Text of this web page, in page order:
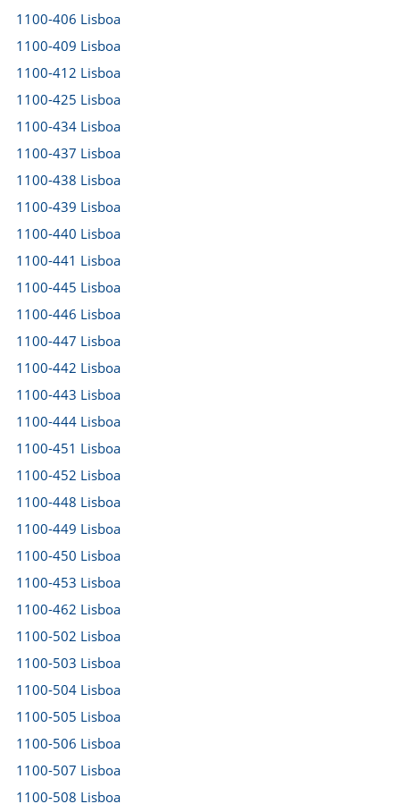
1100-406 Lisboa
1100-409 Lisboa
1100-412 Lisboa
1100-425 Lisboa
1100-434 Lisboa
1100-437 Lisboa
1100-438 Lisboa
1100-439 Lisboa
1100-440 Lisboa
1100-441 Lisboa
1100-445 Lisboa
1100-446 Lisboa
1100-447 Lisboa
1100-442 Lisboa
1100-443 Lisboa
1100-444 Lisboa
1100-451 Lisboa
1100-452 Lisboa
1100-448 Lisboa
1100-449 Lisboa
1100-450 Lisboa
1100-453 Lisboa
1100-462 Lisboa
1100-502 Lisboa
1100-503 Lisboa
1100-504 Lisboa
1100-505 Lisboa
1100-506 Lisboa
1100-507 Lisboa
1100-508 Lisboa